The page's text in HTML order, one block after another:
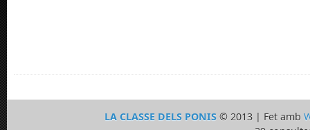
LA CLASSE DELS PONIS © 2013 | Fet amb